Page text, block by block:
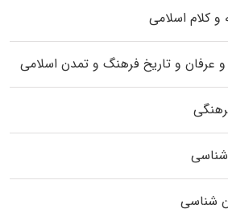
کلام اسلامی
و عرفان و تاریخ فرهنگ و تمدن اسلامی
شناسی
شناسی